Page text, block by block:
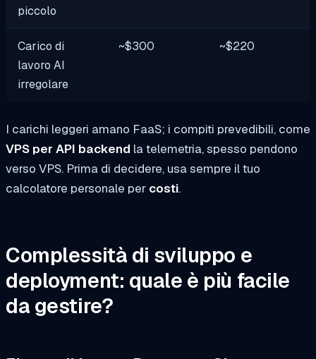
piccolo
Carico di
lavoro AI
irregolare
~$300 ~$220
I carichi leggeri amano FaaS; i compiti prevedibili, come
VPS per API backend la telemetria, spesso pendono
verso VPS. Prima di decidere, usa sempre il tuo
calcolatore personale per costi.
Complessità di sviluppo e
deployment: quale è più facile
da gestire?